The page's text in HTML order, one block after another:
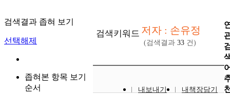
검색결과 좁혀 보기
선택해제
좁혀본 항목 보기
순서
검색키워드 저자 : 손유정
(검색결과 33 건)
내보내기
내책장담기